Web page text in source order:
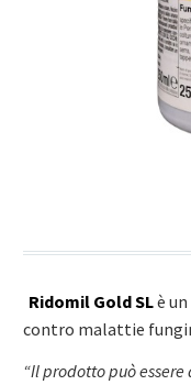
Ridomil Gold SLè un
contro malattie
“Il prodotto può